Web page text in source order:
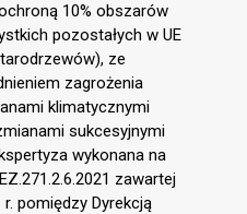
10% obszarów
pozostałych w UE
ze
zagrożenia
klimatycznymi
sukcesyjnymi
wykonana na
zawartej
pomiędzy Dyrekcją